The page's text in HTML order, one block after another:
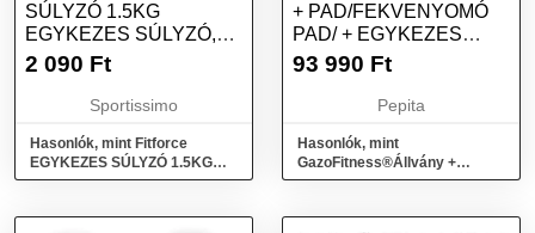
SÚLYZÓ 1.5KG
EGYKEZES SÚLYZÓ,
NARANCSSÁRGA,
2 090 Ft
Sportissimo
Hasonlók, mint Fitforce
EGYKEZES SÚLYZÓ 1.5KG
Egykezes súlyzó,
+ PAD/FEKVENYOMÓ
PAD/ + EGYKEZES
SÚLYZÓ ÖSSZ 45KG
93 990 Ft
Pepita
Hasonlók, mint
GazoFitness®Állvány +
Pad/Fekvenyomó pad/ +